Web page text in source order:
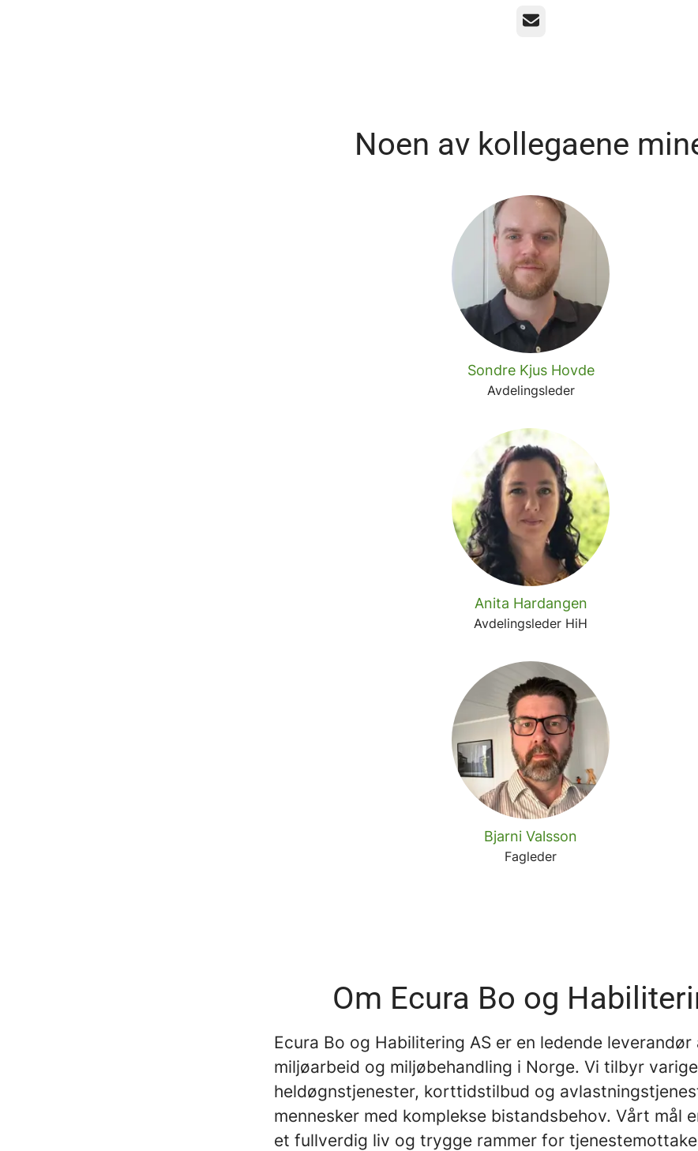
E-post
Noen av kollegaene
Sondre Kjus Hovde
Avdelingsleder
Anita Hardangen
Avdelingsleder HiH
Bjarni Valsson
Fagleder
Om Ecura Bo og
Ecura Bo og Habilitering AS er en ledende leverandør
miljøarbeid og miljøbehandling i Norge. Vi tilbyr varige
heldøgnstjenester, korttidstilbud og
mennesker med komplekse bistandsbehov. Vårt mål
et fullverdig liv og trygge rammer for